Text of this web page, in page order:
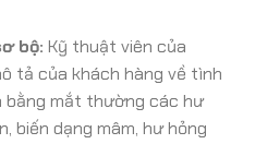
bộ: Kỹ thuật viên của
tả của khách hàng về tình
bằng mắt thường các hư
biến dạng mâm, hư hỏng